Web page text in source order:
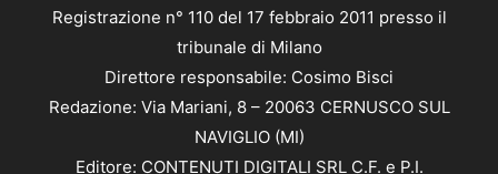
Registrazione n° 110 del 17 febbraio 2011 presso il
tribunale di Milano
Direttore responsabile: Cosimo Bisci
Redazione: Via Mariani, 8 – 20063 CERNUSCO SUL
NAVIGLIO (MI)
Editore: CONTENUTI DIGITALI SRL C.F. e P.I.